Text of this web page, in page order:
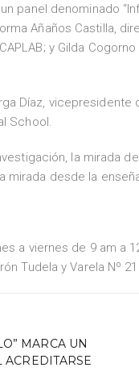
panel denominado
Añaños Castilla,
y Gilda
Díaz, vicepresidente
School.
la mirada
desde la
a viernes de 9 am a
Tudela y Varela Nº
MARCA UN
ACREDITARSE